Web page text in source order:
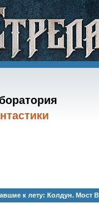
к лету: Колдун. Мост